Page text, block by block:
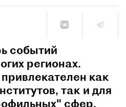
событий
регионах.
как
так и для
сфер.